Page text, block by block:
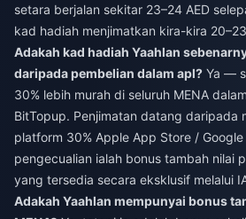
setara berjalan sekitar 23–24 AED
kad hadiah menjimatkan kira-kira
Adakah kad hadiah Yaahlan
daripada pembelian dalam apl? Ya —
30% lebih murah di seluruh MENA
BitTopup. Penjimatan datang daripada
platform 30% Apple App Store /
pengecualian ialah bonus tambah nilai
yang tersedia secara eksklusif melalui
Adakah Yaahlan mempunyai bonus